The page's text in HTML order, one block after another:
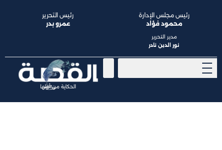
الحكاية من أولها
رئيس مجلس الإدارة
محمود فؤاد
مدير التحرير
نور الدين نادر
رئيس التحرير
عمرو بدر